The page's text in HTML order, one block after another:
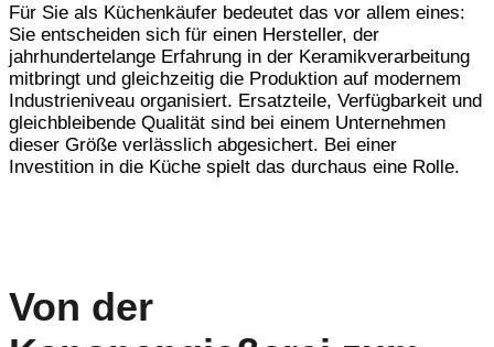
Für Sie als Küchenkäufer bedeutet das vor allem eines:
Sie entscheiden sich für einen Hersteller, der
jahrhundertelange Erfahrung in der Keramikverarbeitung
mitbringt und gleichzeitig die Produktion auf modernem
Industrieniveau organisiert. Ersatzteile, Verfügbarkeit und
gleichbleibende Qualität sind bei einem Unternehmen
dieser Größe verlässlich abgesichert. Bei einer
Investition in die Küche spielt das durchaus eine Rolle.
Von der